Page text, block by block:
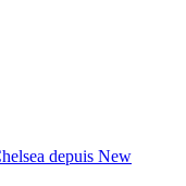
depuis New